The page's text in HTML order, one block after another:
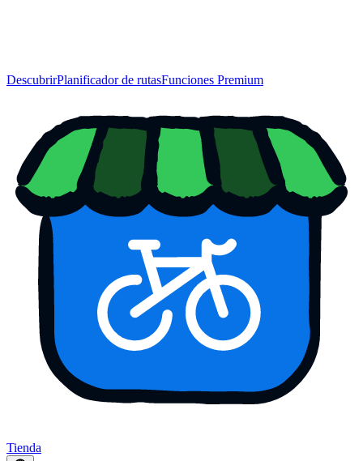
DescubrirPlanificador de rutasFunciones Premium
Tienda